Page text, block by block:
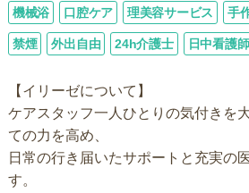
機械浴 口腔ケア 理美容サービス 手
禁煙 外出自由 24h介護士 日中看護師
【イリーゼについて】
ケアスタッフ一人ひとりの気付きを
ての力を高め、
日常の行き届いたサポートと充実の
す。